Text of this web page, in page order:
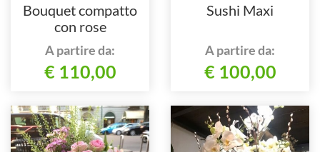
Bouquet compatto
con rose
A partire da:
€ 110,00
Sushi Maxi
A partire da:
€ 100,00